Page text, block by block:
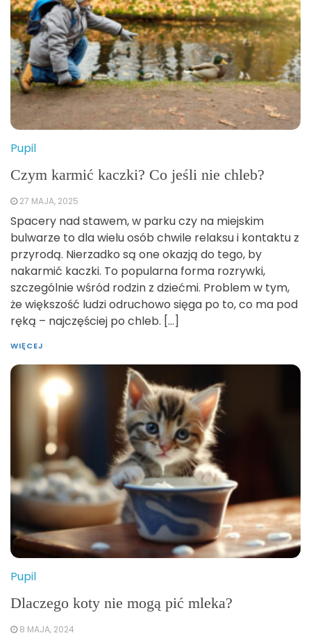
Pupil
Czym karmić kaczki? Co jeśli nie chleb?
27 MAJA, 2025
Spacery nad stawem, w parku czy na miejskim
bulwarze to dla wielu osób chwile relaksu i kontaktu z
przyrodą. Nierzadko są one okazją do tego, by
nakarmić kaczki. To popularna forma rozrywki,
szczególnie wśród rodzin z dziećmi. Problem w tym,
że większość ludzi odruchowo sięga po to, co ma pod
ręką – najczęściej po chleb. […]
WIĘCEJ
Pupil
Dlaczego koty nie mogą pić mleka?
8 MAJA, 2024